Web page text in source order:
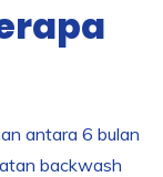
antara 6 bulan
backwash